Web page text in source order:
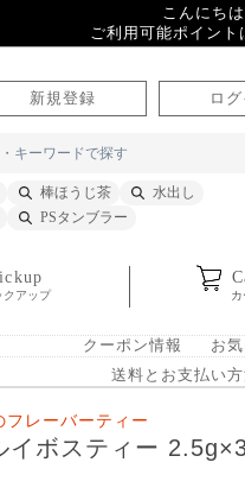
こんにち
ご利用可能ポイン
新規登録 ロ
棒ほうじ茶
水出し
PSタンブラー
クアップ カ
クーポン情報
お
送料とお支払い
フレーバーティー
イボスティー